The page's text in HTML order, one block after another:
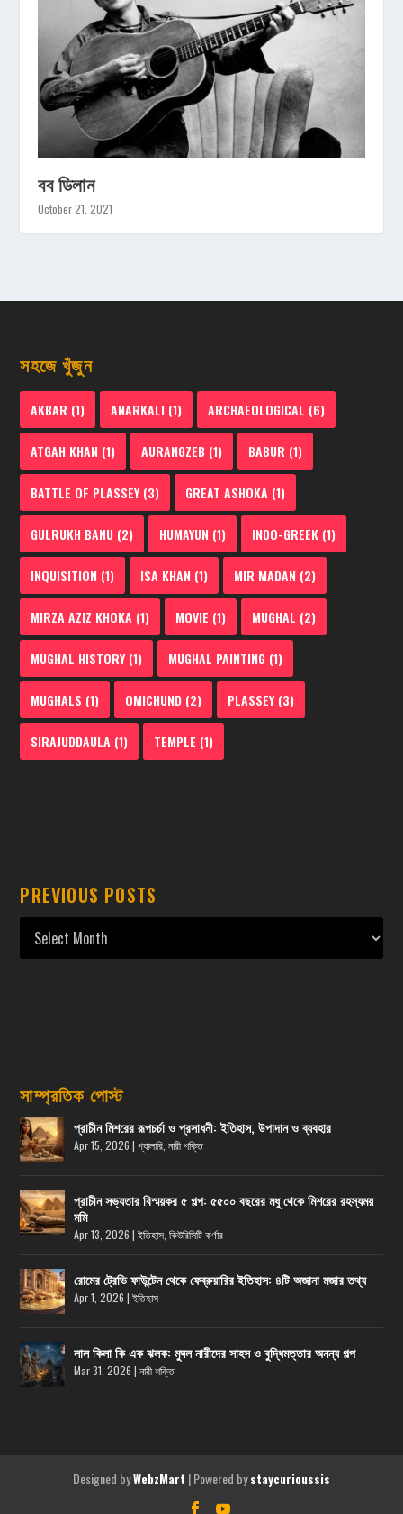
বব ডিলান
October 21, 2021
সহজে খুঁজুন
AKBAR (1) ANARKALI (1) ARCHAEOLOGICAL (6)
ATGAH KHAN (1) AURANGZEB (1) BABUR (1)
BATTLE OF PLASSEY(3) GREAT ASHOKA (1)
GULRUKH BANU (2) HUMAYUN (1) INDO-GREEK (1)
INQUISITION (1) ISA KHAN (1) MIR MADAN (2)
MIRZA AZIZ KHOKA (1) MOVIE (1) MUGHAL (2)
MUGHAL HISTORY(1) MUGHAL PAINTING (1)
MUGHALS (1) OMICHUND (2) PLASSEY(3)
SIRAJUDDAULA (1) TEMPLE (1)
PREVIOUS POSTS
সাম্প্রতিক পোস্ট
প্রাচীন মিশরের রূপচর্চা ও প্রসাধনী: ইতিহাস, উপাদান ও ব্যবহার
Apr 15, 2026 |গ্যালারি ,নারী শক্তি
প্রাচীন সভ্যতার বিস্ময়কর ৫ গল্প: ৫৫০০ বছরের মধু থেকে মিশরের রহস্যময়
মমি
Apr 13, 2026 |ইতিহাস ,কিউরিসিটি কর্ণার
রোমের ট্রেভি ফাউন্টেন থেকে ফেব্রুয়ারির ইতিহাস: ৪টি অজানা মজার তথ্য
Apr 1, 2026 |ইতিহাস
লাল কিলা কি এক ঝলক: মুঘল নারীদের সাহস ও বুদ্ধিমত্তার অনন্য গল্প
Mar 31, 2026 |নারী শক্তি
Designed byWebzMart | Powered bystaycurioussis